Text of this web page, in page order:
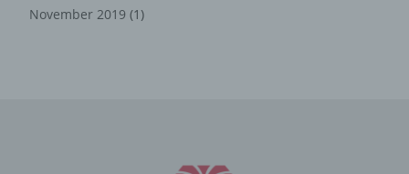
November 2019 (1)
Mittels eines Cookies können die Informationen und
Cookies verwendet, muss beispielsweise nicht bei jedem